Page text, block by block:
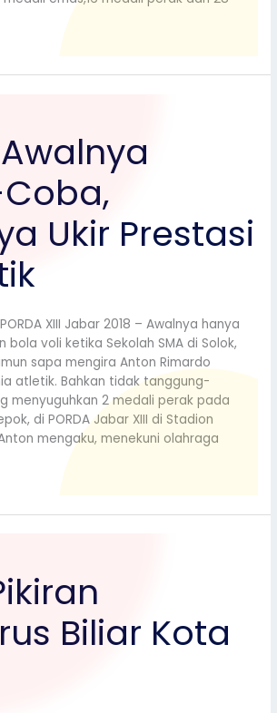
Ukir Prestasi
XIII Jabar 2018 – Awalnya hanya
bola voli ketika Sekolah SMA di Solok,
sapa mengira Anton Rimardo
atletik. Bahkan tidak tanggung-
menyuguhkan 2 medali perak pada
di PORDA Jabar XIII di Stadion
mengaku, menekuni olahraga
Biliar Kota